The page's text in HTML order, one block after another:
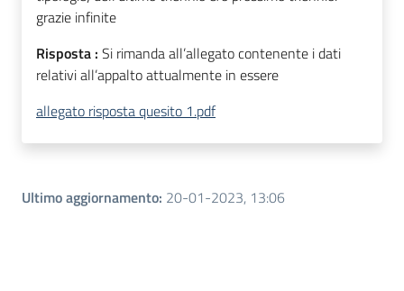
grazie infinite
Risposta : Si rimanda all’allegato contenente i dati
relativi all’appalto attualmente in essere
allegato risposta quesito 1.pdf
Ultimo aggiornamento: 20-01-2023, 13:06